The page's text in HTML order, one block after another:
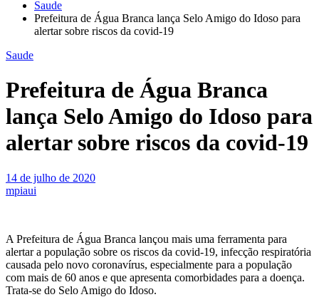
Saude
Prefeitura de Água Branca lança Selo Amigo do Idoso para
alertar sobre riscos da covid-19
Saude
Prefeitura de Água Branca
lança Selo Amigo do Idoso para
alertar sobre riscos da covid-19
14 de julho de 2020
mpiaui
A Prefeitura de Água Branca lançou mais uma ferramenta para
alertar a população sobre os riscos da covid-19, infecção respiratória
causada pelo novo coronavírus, especialmente para a população
com mais de 60 anos e que apresenta comorbidades para a doença.
Trata-se do Selo Amigo do Idoso.